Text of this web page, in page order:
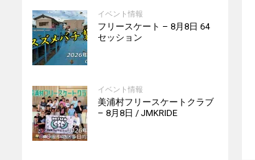
イベント情報
フリースケート – 8月8日 64
セッション
イベント情報
美浦村フリースケートクラブ
– 8月8日 / JMKRIDE